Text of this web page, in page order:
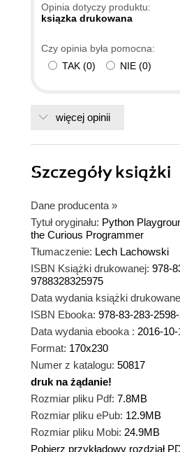
Opinia dotyczy produktu:
ksiązka drukowana
Czy opinia była pomocna:
TAK (0) NIE (0)
więcej opinii
Szczegółyksiążki
Dane producenta »
Tytuł oryginału: Python
the Curious Programmer
Tłumaczenie: Lech Lachowski
ISBN Książki drukowanej: 978-
9788328325975
Data wydania książki
ISBN Ebooka: 978-83-283-
Data wydania ebooka : 2016-10-
Format: 170x230
Numer z katalogu: 50817
druk na żądanie!
Rozmiar pliku Pdf: 7.8MB
Rozmiar pliku ePub: 12.9MB
Rozmiar pliku Mobi: 24.9MB
Pobierz przykładowy rozdział